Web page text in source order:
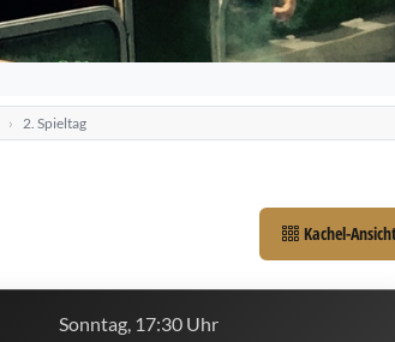
2. Spieltag
Kachel-
Sonntag, 17:30 Uhr